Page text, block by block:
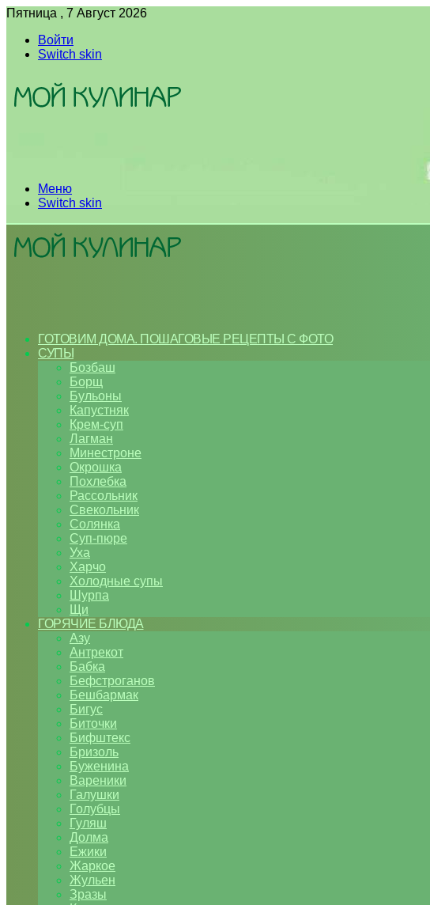
Пятница , 7 Август 2026
Войти
Switch skin
Меню
Switch skin
ГОТОВИМ ДОМА. ПОШАГОВЫЕ РЕЦЕПТЫ С ФОТО
СУПЫ
Бозбаш
Борщ
Бульоны
Капустняк
Крем-суп
Лагман
Минестроне
Окрошка
Похлебка
Рассольник
Свекольник
Солянка
Суп-пюре
Уха
Харчо
Холодные супы
Шурпа
Щи
ГОРЯЧИЕ БЛЮДА
Азу
Антрекот
Бабка
Бефстроганов
Бешбармак
Бигус
Биточки
Бифштекс
Бризоль
Буженина
Вареники
Галушки
Голубцы
Гуляш
Долма
Ежики
Жаркое
Жульен
Зразы